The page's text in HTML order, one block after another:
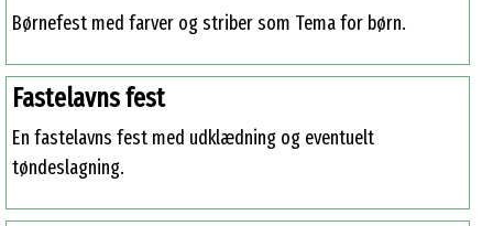
Børnefest med farver og striber som Tema for børn.
Fastelavns fest
En fastelavns fest med udklædning og eventuelt
tøndeslagning.